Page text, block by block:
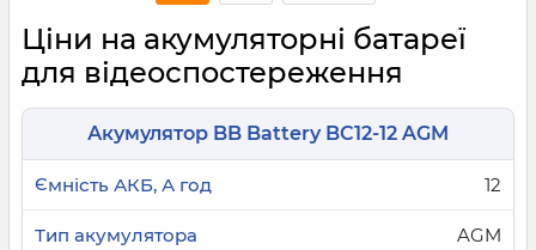
Ціни на акумуляторні батареї
для відеоспостереження
Акумулятор BB Battery BС12-12 AGM
12
AGM